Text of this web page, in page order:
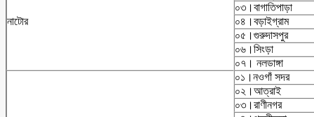
নাটোর
০৩।বাগাতিপাড়া
০৪।বড়াইগ্রাম
০৫।গুরুদাসপুর
০৬।সিংড়া
০৭। নলডাঙ্গা
০১।নওগাঁ সদর
০২।আত্রাই
০৩।রাণীনগর